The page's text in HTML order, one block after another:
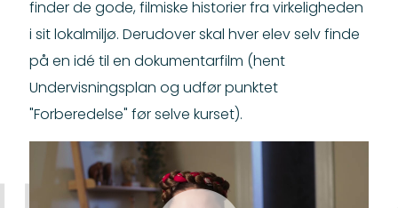
finder de gode, filmiske historier fra virkeligheden
i sit lokalmiljø. Derudover skal hver elev selv finde
på en idé til en dokumentarfilm (hent
Undervisningsplan og udfør punktet
"Forberedelse" før selve kurset).